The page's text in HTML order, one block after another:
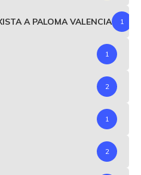
A PALOMA VALENCIA 1
1
2
1
2